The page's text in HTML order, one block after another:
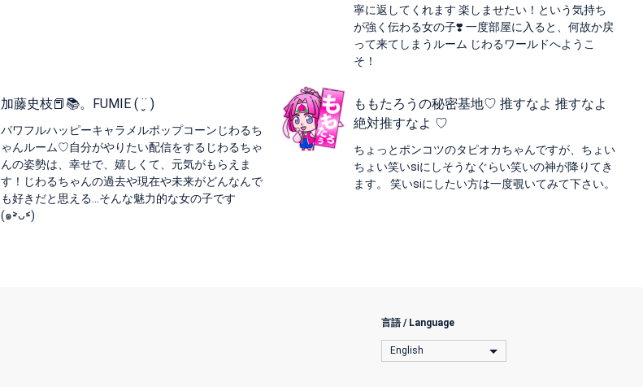
寧に返してくれます 楽しませたい！という気持ち
が強く伝わる女の子❣️ 一度部屋に入ると、何故か戻
って来てしまうルーム じわるワールドへようこ
そ！
加藤史枝📕📚。FUMIE ( ¨̮ )
パワフルハッピーキャラメルポップコーンじわるち
ゃんルーム♡自分がやりたい配信をするじわるちゃ
んの姿勢は、幸せで、嬉しくて、元気がもらえま
す！じわるちゃんの過去や現在や未来がどんなんで
も好きだと思える…そんな魅力的な女の子です
(๑˃̵ᴗ˂̵)
ももたろうの秘密基地♡ 推すなよ 推すなよ
絶対推すなよ ♡
ちょっとポンコツのタピオカちゃんですが、ちょい
ちょい笑いsiにしそうなぐらい笑いの神が降りてき
ます。 笑いsiにしたい方は一度覗いてみて下さい。
言語 / Language
English